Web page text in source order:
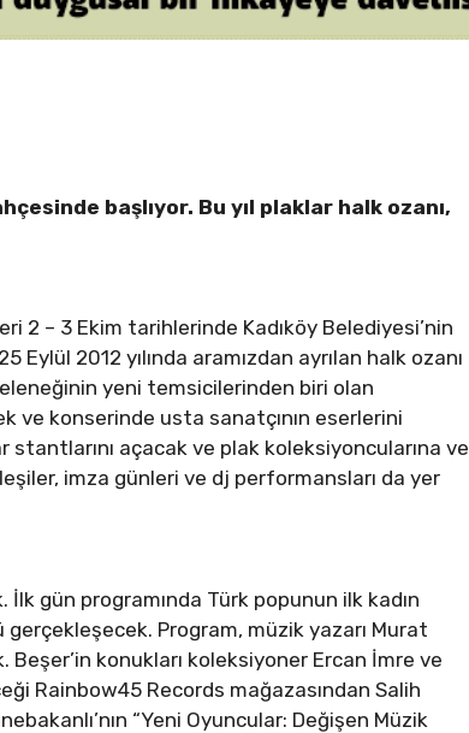
başlıyor. Bu yıl plaklar halk ozanı,
2 – 3 Ekim tarihlerinde Kadıköy Belediyesi’nin
2012 yılında aramızdan ayrılan halk ozanı
yeni temsicilerinden biri olan
ve konserinde usta sanatçının eserlerini
açacak ve plak koleksiyoncularına ve
imza günleri ve dj performansları da yer
gün programında Türk popunun ilk kadın
gerçekleşecek. Program, müzik yazarı Murat
konukları koleksiyoner Ercan İmre ve
Rainbow45 Records mağazasından Salih
“Yeni Oyuncular: Değişen Müzik